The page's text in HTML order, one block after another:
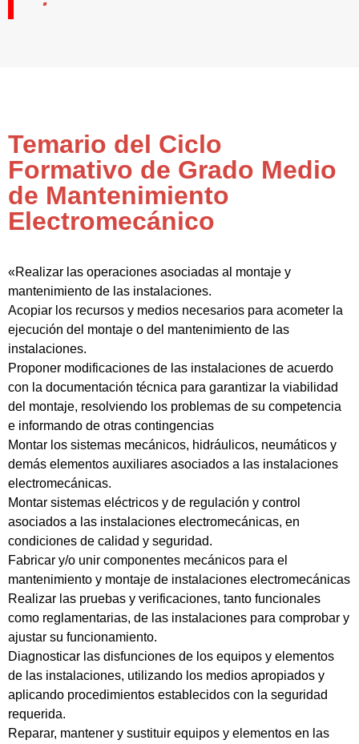
Temario del Ciclo
Formativo de Grado Medio
de Mantenimiento
Electromecánico
«Realizar las operaciones asociadas al montaje y
mantenimiento de las instalaciones.
Acopiar los recursos y medios necesarios para acometer la
ejecución del montaje o del mantenimiento de las
instalaciones.
Proponer modificaciones de las instalaciones de acuerdo
con la documentación técnica para garantizar la viabilidad
del montaje, resolviendo los problemas de su competencia
e informando de otras contingencias
Montar los sistemas mecánicos, hidráulicos, neumáticos y
demás elementos auxiliares asociados a las instalaciones
electromecánicas.
Montar sistemas eléctricos y de regulación y control
asociados a las instalaciones electromecánicas, en
condiciones de calidad y seguridad.
Fabricar y/o unir componentes mecánicos para el
mantenimiento y montaje de instalaciones electromecánicas
Realizar las pruebas y verificaciones, tanto funcionales
como reglamentarias, de las instalaciones para comprobar y
ajustar su funcionamiento.
Diagnosticar las disfunciones de los equipos y elementos
de las instalaciones, utilizando los medios apropiados y
aplicando procedimientos establecidos con la seguridad
requerida.
Reparar, mantener y sustituir equipos y elementos en las